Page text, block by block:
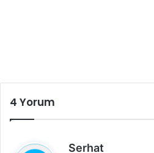
4 Yorum
Serhat